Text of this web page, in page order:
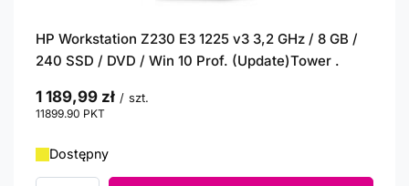
HP Workstation Z230 E3 1225 v3 3,2 GHz / 8 GB /
240 SSD / DVD / Win 10 Prof. (Update)Tower .
1 189,99 zł / szt.
11899.90 PKT
Dostępny